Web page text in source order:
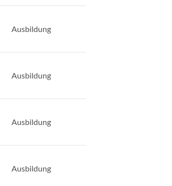
Ausbildung
Ausbildung
Ausbildung
Ausbildung